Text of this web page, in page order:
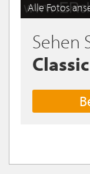
Alle Fotos
Sehen